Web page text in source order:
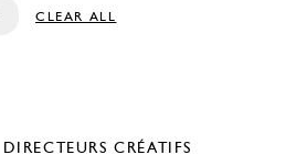
CLEAR ALL
DIRECTEURS CRÉATIFS